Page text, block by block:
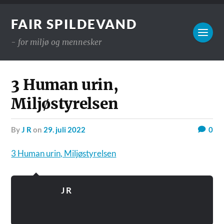
FAIR SPILDEVAND
- for miljø og mennesker
3 Human urin,
Miljøstyrelsen
byJ R on 29. juli 2022 0
3 Human urin, Miljøstyrelsen
J R